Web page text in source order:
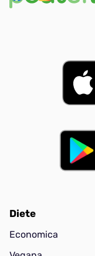
Diete
Economica